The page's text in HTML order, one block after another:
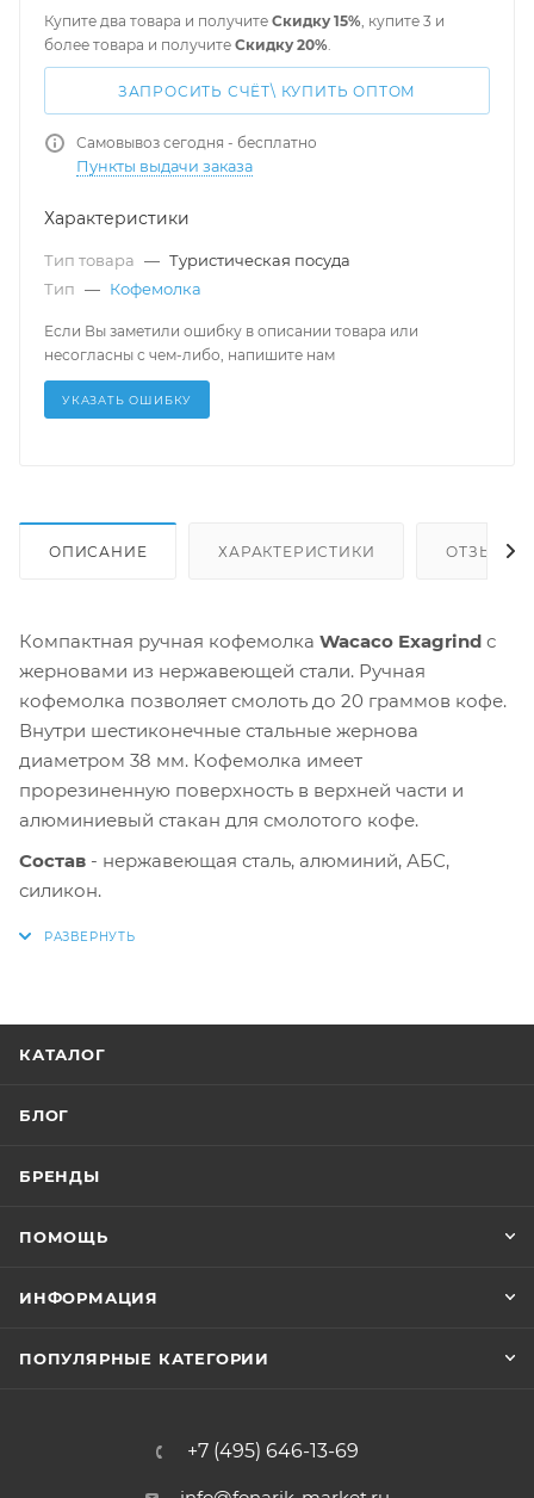
Купите два товара и получите Скидку 15%, купите 3 и
более товара и получите Скидку 20%.
ЗАПРОСИТЬ СЧЁТ\ КУПИТЬ ОПТОМ
Самовывоз сегодня - бесплатно
Пункты выдачи заказа
Характеристики
Тип товара — Туристическая посуда
Тип — Кофемолка
Если Вы заметили ошибку в описании товара или
несогласны с чем-либо, напишите нам
УКАЗАТЬ ОШИБКУ
ОПИСАНИЕ ХАРАКТЕРИСТИКИ ОТЗЫВЫ
Компактная ручная кофемолка Wacaco Exagrind с
жерновами из нержавеющей стали. Ручная
кофемолка позволяет смолоть до 20 граммов кофе.
Внутри шестиконечные стальные жернова
диаметром 38 мм. Кофемолка имеет
прорезиненную поверхность в верхней части и
алюминиевый стакан для смолотого кофе.
Состав - нержавеющая сталь, алюминий, АБС,
силикон.
КАТАЛОГ
БЛОГ
БРЕНДЫ
ПОМОЩЬ
ИНФОРМАЦИЯ
ПОПУЛЯРНЫЕ КАТЕГОРИИ
+7 (495) 646-13-69